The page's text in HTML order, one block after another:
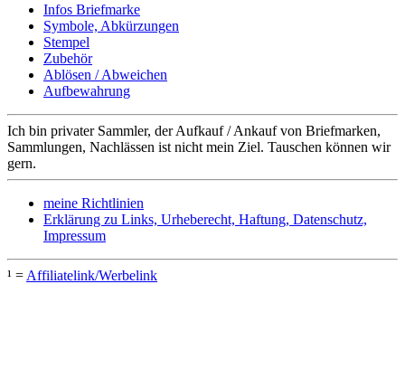
Infos Briefmarke
Symbole, Abkürzungen
Stempel
Zubehör
Ablösen / Abweichen
Aufbewahrung
Ich bin privater Sammler, der Aufkauf / Ankauf von Briefmarken,
Sammlungen, Nachlässen ist nicht mein Ziel. Tauschen können wir
gern.
meine Richtlinien
Erklärung zu Links, Urheberecht, Haftung, Datenschutz,
Impressum
¹ = Affiliatelink/Werbelink